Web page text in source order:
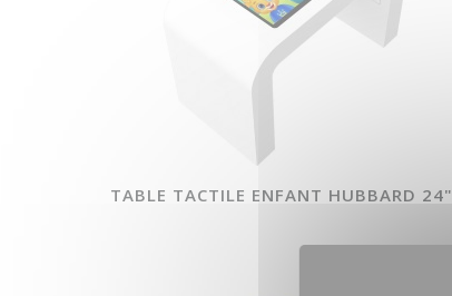
TABLE TACTILE ENFANT HUBBARD 24"